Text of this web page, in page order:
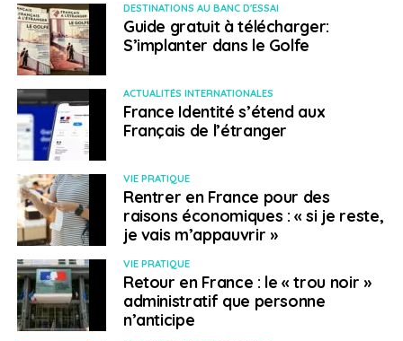
DESTINATIONS AU BANC D'ESSAI
Guide gratuit à télécharger:
S’implanter dans le Golfe
ACTUALITÉS INTERNATIONALES
France Identité s’étend aux
Français de l’étranger
VIE PRATIQUE
Rentrer en France pour des
raisons économiques : « si je reste,
je vais m’appauvrir »
VIE PRATIQUE
Retour en France : le « trou noir »
administratif que personne
n’anticipe